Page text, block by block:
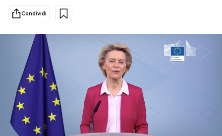
Tecnologia
Internet
Scienza
Cultura
Economia
Sport
Media
Europa
Altrecose
PODCAST
Condividi